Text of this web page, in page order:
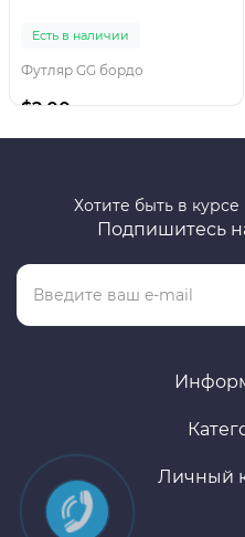
Есть в наличии
Футляр GG бордо
$2.00
Хотите быть в
Подпишитесь
Личный